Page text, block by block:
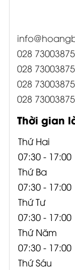
028 73003875
028
028 73003875
028
Thời gian
Thứ Hai
07:30 - 17:00
Thứ Ba
07:30 - 17:00
Thứ Tư
07:30 - 17:00
Thứ Năm
07:30 - 17:00
Thứ Sáu